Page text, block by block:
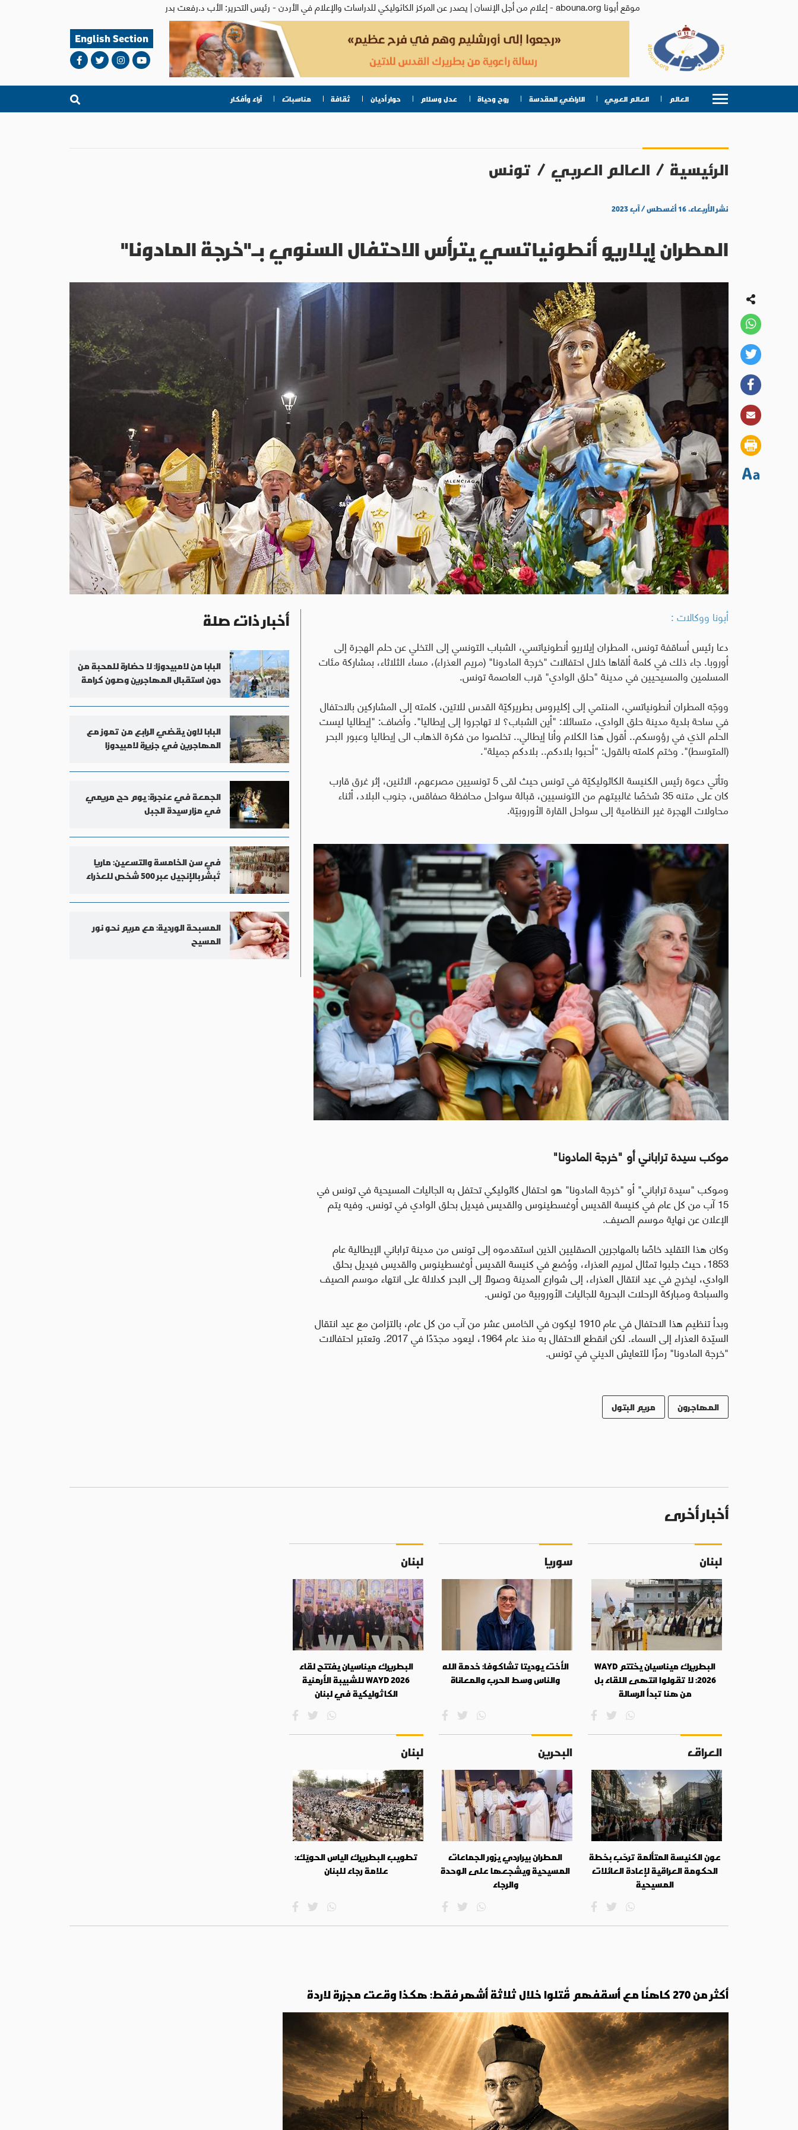
موقع أبونا abouna.org - إعلام من أجل الإنسان | يصدر عن المركز الكاثوليكي للدراسات والإعلام في الأردن - رئيس التحرير: الأب د.رفعت بدر
English Section
العالم العالم العربي الاراضي المقدسة روح وحياة عدل وسلام حوار أديان ثقافة مناسبات آراء وأفكار
الرئيسية / العالم العربي / تونس
نشر الأربعاء، ١٦ أغسطس / آب ٢٠٢٣
المطران إيلاريو أنطونياتسي يترأس الاحتفال السنوي بـ"خرجة المادونا"
أبونا ووكالات :
دعا رئيس أساقفة تونس، المطران إيلاريو أنطونياتسي، الشباب التونسي إلى التخلي عن حلم الهجرة إلى
أوروبا. جاء ذلك في كلمة ألقاها خلال احتفالات "خرجة المادونا" (مريم العذراء)، مساء الثلاثاء، بمشاركة مئات
المسلمين والمسيحيين في مدينة "حلق الوادي" قرب العاصمة تونس.
ووجّه المطران أنطونياتسي، المنتمي إلى إكليروس بطريركيّة القدس للاتين، كلمته إلى المشاركين بالاحتفال
في ساحة بلدية مدينة حلق الوادي، متسائلا: "أين الشباب؟ لا تهاجروا إلى إيطاليا". وأضاف: "إيطاليا ليست
الحلم الذي في رؤوسكم.. أقول هذا الكلام وأنا إيطالي.. تخلصوا من فكرة الذهاب الى إيطاليا وعبور البحر
(المتوسط)". وختم كلمته بالقول: "أحبوا بلادكم.. بلادكم جميلة".
وتأتي دعوة رئيس الكنيسة الكاثوليكيّة في تونس حيث لقى 5 تونسيين مصرعهم، الاثنين، إثر غرق قارب
كان على متنه 35 شخصًا غالبيتهم من التونسيين، قبالة سواحل محافظة صفاقس، جنوب البلاد، أثناء
محاولات الهجرة غير النظامية إلى سواحل القارة الأوروبيّة.
موكب سيدة تراباني أو "خرجة المادونا"
وموكب "سيدة تراباني" أو "خرجة المادونا" هو احتفال كاثوليكي تحتفل به الجاليات المسيحية في تونس في
15 آب من كل عام في كنيسة القديس أوغسطينوس والقديس فيديل بحلق الوادي في تونس. وفيه يتم
الإعلان عن نهاية موسم الصيف.
وكان هذا التقليد خاصًا بالمهاجرين الصقليين الذين استقدموه إلى تونس من مدينة تراباني الإيطالية عام
1853، حيث جلبوا تمثال لمريم العذراء، ووُضع في كنيسة القديس أوغسطينوس والقديس فيديل بحلق
الوادي، ليخرج في عيد انتقال العذراء، إلى شوارع المدينة وصولاً إلى البحر كدلالة على انتهاء موسم الصيف
والسباحة ومباركة الرحلات البحرية للجاليات الأوروبية من تونس.
وبدأ تنظيم هذا الاحتفال في عام 1910 ليكون في الخامس عشر من آب من كل عام، بالتزامن مع عيد انتقال
السيّدة العذراء إلى السماء. لكن انقطع الاحتفال به منذ عام 1964، ليعود مجدّدًا في 2017. وتعتبر احتفالات
"خرجة المادونا" رمزًا للتعايش الديني في تونس.
المهاجرون مريم البتول
أخبار ذات صلة
البابا من لامبيدوزا: لا حضارة للمحبة من
دون استقبال المهاجرين وصون كرامة
البابا لاون يقضي الرابع من تموز مع
المهاجرين في جزيرة لامبيدوزا
الجمعة في عنجرة: يوم حج مريمي
في مزار سيدة الجبل
في سن الخامسة والتسعين: ماريا
تُبشّر بالإنجيل عبر 500 شخص للعذراء
المسبحة الوردية: مع مريم نحو نور
المسيح
أخبار أخرى
لبنان
البطريرك ميناسيان يختتم WAYD
2026: لا تقولوا انتهى اللقاء بل
من هنا تبدأ الرسالة
سوريا
الأخت يوديتا تشاكوفا: خدمة الله
والناس وسط الحرب والمعاناة
لبنان
البطريرك ميناسيان يفتتح لقاء
WAYD 2026 للشبيبة الأرمنية
الكاثوليكية في لبنان
العراق
عون الكنيسة المتألمة ترحّب بخطة
الحكومة العراقية لإعادة العائلات
المسيحية
البحرين
المطران بيراردي يزور الجماعات
المسيحية ويشجعها على الوحدة
والرجاء
لبنان
تطويب البطريرك الياس الحويّك:
علامة رجاء للبنان
أكثر من 270 كاهنًا مع أسقفهم قُتلوا خلال ثلاثة أشهر فقط: هكذا وقعت مجزرة لاردة